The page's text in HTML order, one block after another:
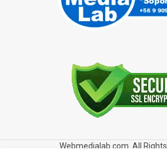
Webmedialab.com. All